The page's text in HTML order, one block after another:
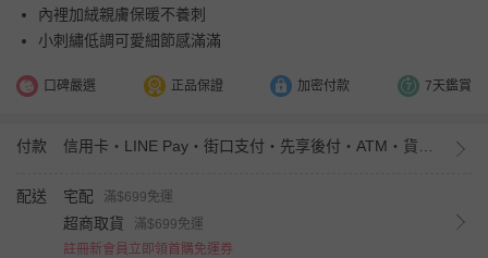
內裡加絨親膚保暖不養刺
小刺繡低調可愛細節感滿滿
口碑嚴選 正品保證 加密付款 7天鑑賞
付款
配送 宅配 滿$699免運
超商取貨
滿$699免運
註冊新會員立即領首購免運券